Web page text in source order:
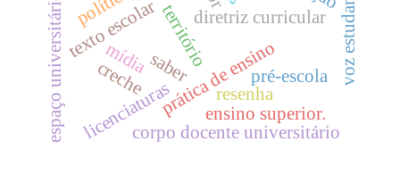
resenha
territóriodiretriz curricular
prática de ensino
texto escolar
espaço universitário saber
corpo docente universitário
mídia
licenciaturas
voz estudantil
pré-escola
creche
ensino superior.